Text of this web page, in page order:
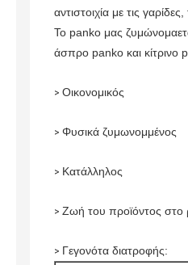
αντιστοιχία με τις
Το panko μας
άσπρο panko και κίτρινο
> Οικονομικός
> Φυσικά ζυμωνομμένος
> Κατάλληλος
> Ζωή του προϊόντος στο
> Γεγονότα διατροφής: